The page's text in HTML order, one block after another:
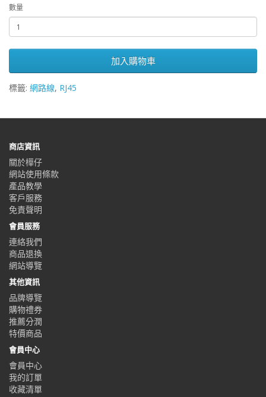
數量
加入購物車
標籤: 網路線, RJ45
商店資訊
關於樺仔
網站使用條款
產品教學
客戶服務
免責聲明
會員服務
連絡我們
商品退換
網站導覽
其他資訊
品牌導覽
購物禮券
推薦分潤
特價商品
會員中心
會員中心
我的訂單
收藏清單